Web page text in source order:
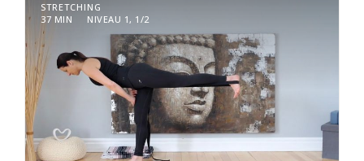
Le yin yoga nous permet de se détendre en
profondeur dans notre corps physique. Le yin
yoga nous demande de tenir les postures de 2 à
5 minutes et permet d'accéder aux tissus
conjonctifs (fascias), nos tendons, les tissus dans
notre corps. Vous serez guidé à travers de nos
postures (asanas) avec une technique de
STRETCHING
37 MIN
NIVEAU 1, 1/2